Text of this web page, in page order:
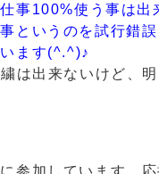
事100%使う事は出
というのを試行錯誤
ます(^.^)♪
は出来ないけど、